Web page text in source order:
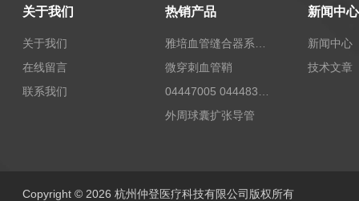
关于我们
关于我们
在线留言
联系我们
热销产品
微穿刺血管鞘
外周球囊扩张导管
新闻中心
新闻中心
技术文章
Copyright © 2026 杭州仲登医疗科技有限公司版权所有